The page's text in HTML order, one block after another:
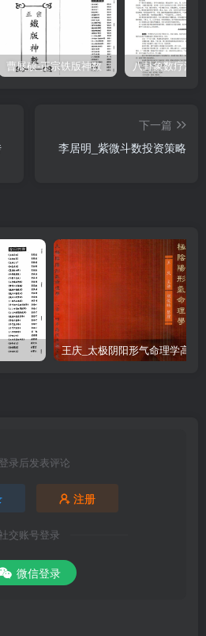
曹展硕-正宗铁版神数
下一篇
李居明_紫微斗数投资策略
录后发表评论
注册
交账号登录
微信登录